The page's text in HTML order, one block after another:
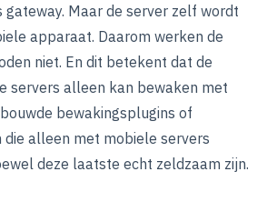
gateway. Maar de server zelf wordt
apparaat. Daarom werken de
niet. En dit betekent dat de
servers alleen kan bewaken met
bewakingsplugins of
die alleen met mobiele servers
deze laatste echt zeldzaam zijn.